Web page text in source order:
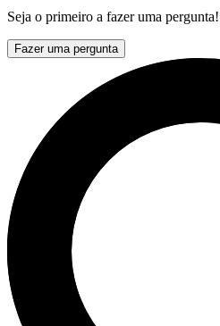
Seja o primeiro a fazer uma pergunta!
Fazer uma pergunta